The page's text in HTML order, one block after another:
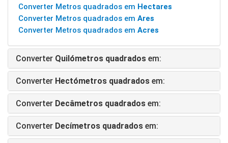
Converter Metros quadrados em Hectares
Converter Metros quadrados em Ares
Converter Metros quadrados em Acres
Converter Quilómetros quadrados em:
Converter Hectómetros quadrados em:
Converter Decâmetros quadrados em:
Converter Decímetros quadrados em: